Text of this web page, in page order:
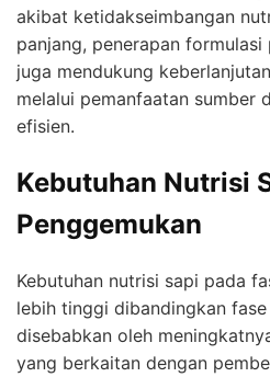
akibat ketidakseimbangan
panjang, penerapan
juga mendukung
melalui pemanfaatan sumber
efisien.
Kebutuhan Nutrisi
Penggemukan
Kebutuhan nutrisi sapi pada
lebih tinggi dibandingkan
disebabkan oleh
yang berkaitan dengan